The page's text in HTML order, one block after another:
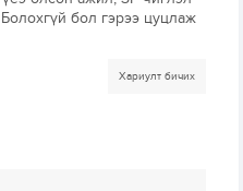
бол гэрээ цуцлаж
Хариулт бичих